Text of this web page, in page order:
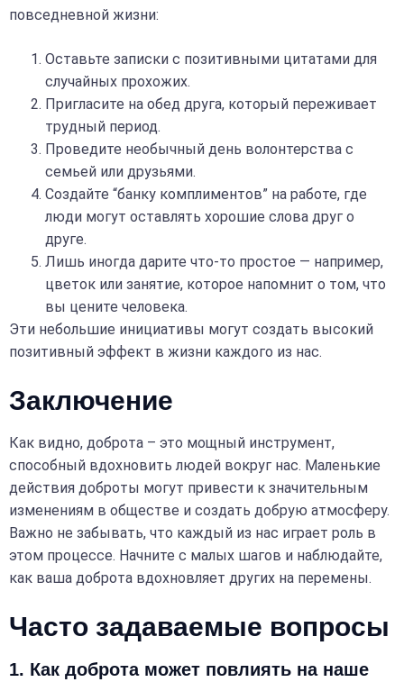
повседневной жизни:
Оставьте записки с позитивными цитатами для
случайных прохожих.
Пригласите на обед друга, который переживает
трудный период.
Проведите необычный день волонтерства с
семьей или друзьями.
Создайте “банку комплиментов” на работе, где
люди могут оставлять хорошие слова друг о
друге.
Лишь иногда дарите что-то простое — например,
цветок или занятие, которое напомнит о том, что
вы цените человека.
Эти небольшие инициативы могут создать высокий
позитивный эффект в жизни каждого из нас.
Заключение
Как видно, доброта – это мощный инструмент,
способный вдохновить людей вокруг нас. Маленькие
действия доброты могут привести к значительным
изменениям в обществе и создать добрую атмосферу.
Важно не забывать, что каждый из нас играет роль в
этом процессе. Начните с малых шагов и наблюдайте,
как ваша доброта вдохновляет других на перемены.
Часто задаваемые вопросы
1. Как доброта может повлиять на наше